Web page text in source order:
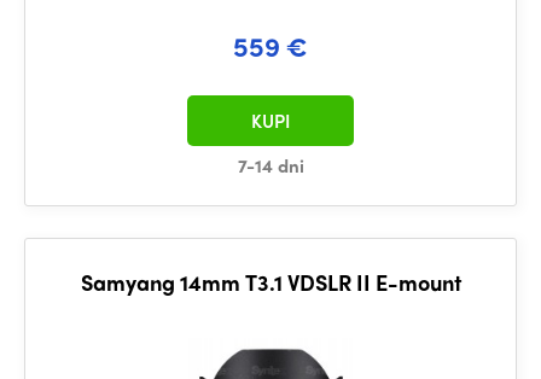
559 €
7-14 dni
KUPI
Samyang 14mm T3.1 VDSLR II E-mount